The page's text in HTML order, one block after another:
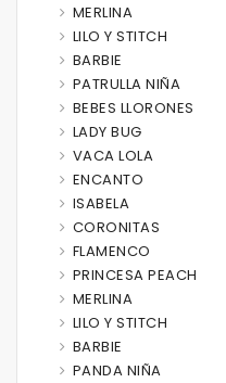
MERLINA
LILO Y STITCH
BARBIE
PATRULLA NIÑA
BEBES LLORONES
LADY BUG
VACA LOLA
ENCANTO
ISABELA
CORONITAS
FLAMENCO
PRINCESA PEACH
MERLINA
LILO Y STITCH
BARBIE
PANDA NIÑA